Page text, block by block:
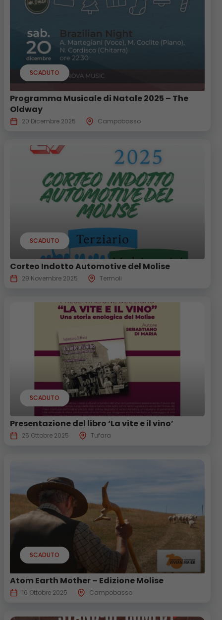
SCADUTO
Programma Musicale di Natale 2025 – The
Oldway
20 Dicembre 2025 Campobasso
SCADUTO
Corteo Indotto Automotive del Molise
29 Novembre 2025 Termoli
SCADUTO
Presentazione del libro ‘La vite e il vino’
25 Ottobre 2025 Tufara
SCADUTO
Atom Earth Mother – Edizione Molise
16 Ottobre 2025 Campobasso